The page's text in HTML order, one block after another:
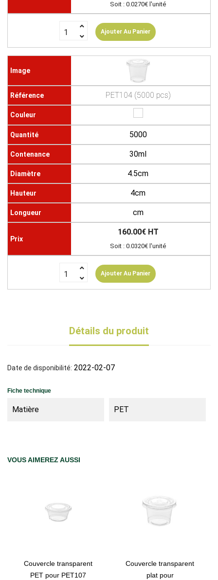
Soit : 0.0270€ l'unité
Ajouter Au Panier
PET104 (5000 pcs)
5000
30ml
4.5cm
4cm
cm
160.00€ HT
Soit : 0.0320€ l'unité
Ajouter Au Panier
Détails du produit
Date de disponibilité: 2022-02-07
Fiche technique
Matière PET
VOUS AIMEREZ AUSSI
Couvercle transparent
PET pour PET107
Couvercle transparent
plat pour